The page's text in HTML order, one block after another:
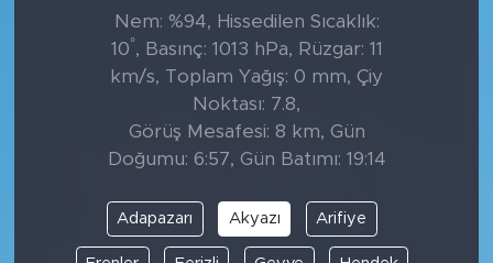
Nem: %94, Hissedilen Sıcaklık:
10°, Basınç: 1013 hPa, Rüzgar: 11
km/s, Toplam Yağış: 0 mm, Çiy
Noktası: 7.8,
Görüş Mesafesi: 8 km, Gün
Doğumu: 6:57, Gün Batımı: 19:14
Adapazarı Akyazı Arifiye